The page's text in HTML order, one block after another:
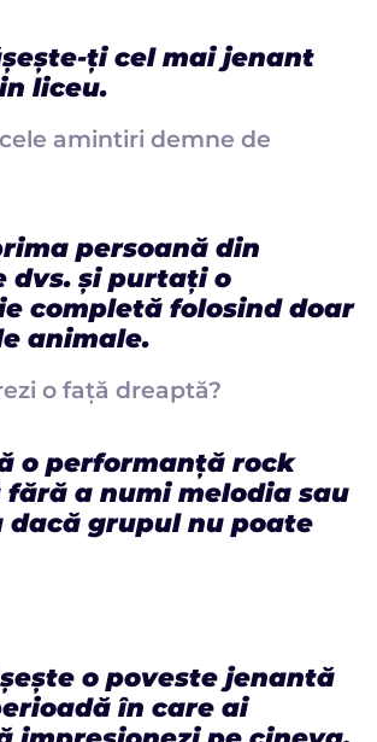
ți cel mai jenant
liceu.
amintiri demne de
persoană din
dvs. și purtați o
completă folosind doar
animale.
o față dreaptă?
o performanță rock
a numi melodia sau
dacă grupul nu poate
o poveste jenantă
în care ai